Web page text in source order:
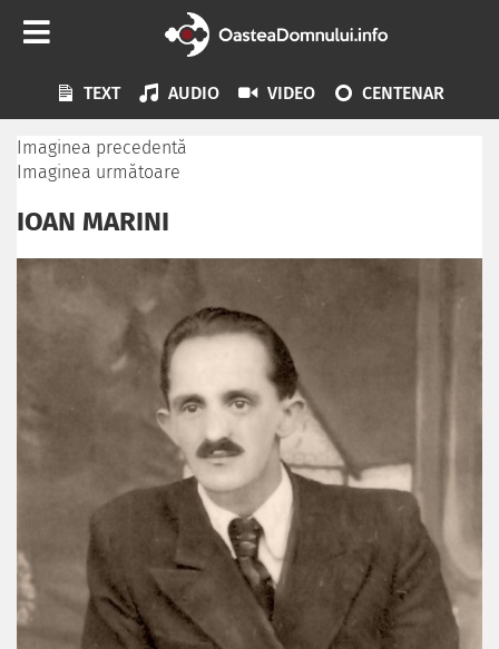
TEXT AUDIO VIDEO CENTENAR
Imaginea precedentă
Imaginea următoare
IOAN MARINI